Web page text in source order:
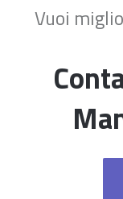
Vuoi